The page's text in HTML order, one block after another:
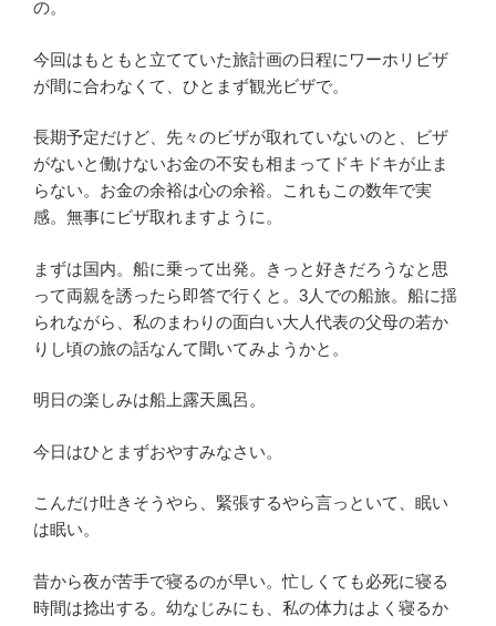
の。
今回はもともと立てていた旅計画の日程にワーホリビザ
が間に合わなくて、ひとまず観光ビザで。
長期予定だけど、先々のビザが取れていないのと、ビザ
がないと働けないお金の不安も相まってドキドキが止ま
らない。お金の余裕は心の余裕。これもこの数年で実
感。無事にビザ取れますように。
まずは国内。船に乗って出発。きっと好きだろうなと思
って両親を誘ったら即答で行くと。3人での船旅。船に揺
られながら、私のまわりの面白い大人代表の父母の若か
りし頃の旅の話なんて聞いてみようかと。
明日の楽しみは船上露天風呂。
今日はひとまずおやすみなさい。
こんだけ吐きそうやら、緊張するやら言っといて、眠い
は眠い。
昔から夜が苦手で寝るのが早い。忙しくても必死に寝る
時間は捻出する。幼なじみにも、私の体力はよく寝るか